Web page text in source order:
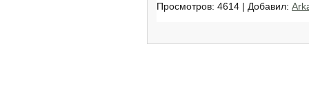
Просмотров: 4614 | Добавил: